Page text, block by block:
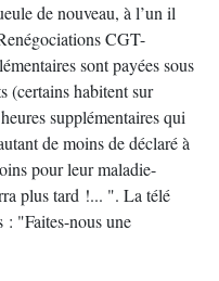
de nouveau, à l’un il
CGT-
sont payées sous
(certains habitent sur
supplémentaires qui
de moins de déclaré à
pour leur maladie-
plus tard !... ". La télé
: "Faites-nous une